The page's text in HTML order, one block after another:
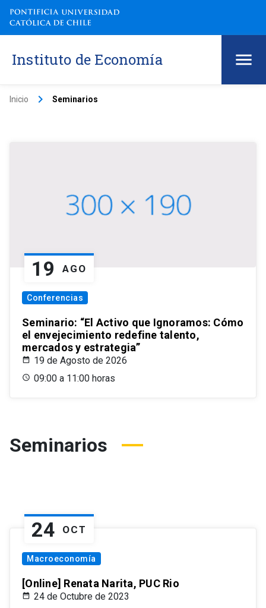
Instituto de Economía
Inicio keyboard_arrow_right Seminarios
19 AGO
Conferencias
Seminario: “El Activo que Ignoramos: Cómo
el envejecimiento redefine talento,
mercados y estrategia”
19 de Agosto de 2026
09:00 a 11:00 horas
Seminarios
24 OCT
Macroeconomía
[Online] Renata Narita, PUC Rio
24 de Octubre de 2023